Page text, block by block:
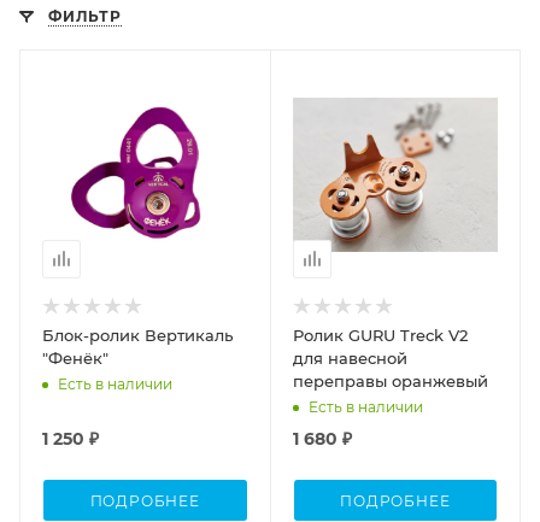
ФИЛЬТР
Блок-ролик Вертикаль
"Фенёк"
Есть в наличии
1 250 ₽
ПОДРОБНЕЕ
Ролик GURU Treck V2
для навесной
переправы оранжевый
Есть в наличии
1 680 ₽
ПОДРОБНЕЕ